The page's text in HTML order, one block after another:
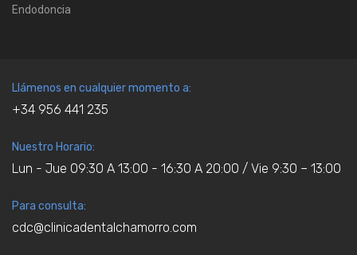
Endodoncia
Llámenos en cualquier momento a:
+34 956 441 235
Nuestro Horario:
Lun - Jue 09:30 A 13:00 - 16:30 A 20:00 / Vie 9:30 – 13:00
Para consulta:
cdc@clinicadentalchamorro.com